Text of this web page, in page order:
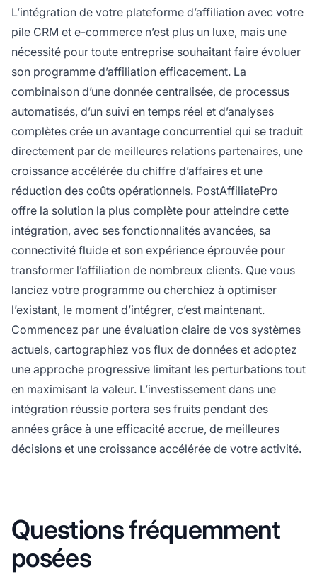
L’intégration de votre plateforme d’affiliation avec votre
pile CRM et e-commerce n’est plus un luxe, mais une
nécessité pour toute entreprise souhaitant faire évoluer
son programme d’affiliation efficacement. La
combinaison d’une donnée centralisée, de processus
automatisés, d’un suivi en temps réel et d’analyses
complètes crée un avantage concurrentiel qui se traduit
directement par de meilleures relations partenaires, une
croissance accélérée du chiffre d’affaires et une
réduction des coûts opérationnels. PostAffiliatePro
offre la solution la plus complète pour atteindre cette
intégration, avec ses fonctionnalités avancées, sa
connectivité fluide et son expérience éprouvée pour
transformer l’affiliation de nombreux clients. Que vous
lanciez votre programme ou cherchiez à optimiser
l’existant, le moment d’intégrer, c’est maintenant.
Commencez par une évaluation claire de vos systèmes
actuels, cartographiez vos flux de données et adoptez
une approche progressive limitant les perturbations tout
en maximisant la valeur. L’investissement dans une
intégration réussie portera ses fruits pendant des
années grâce à une efficacité accrue, de meilleures
décisions et une croissance accélérée de votre activité.
Questions fréquemment
posées